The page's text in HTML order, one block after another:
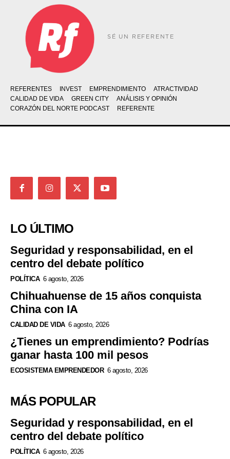
SÉ UN REFERENTE
REFERENTES INVEST EMPRENDIMIENTO
ATRACTIVIDAD
CALIDAD DE VIDA
GREEN CITY
ANÁLISIS Y OPINIÓN
CORAZÓN DEL NORTE PODCAST
REFERENTE
LO ÚLTIMO
Seguridad y responsabilidad, en el
centro del debate político
POLÍTICA 6 agosto, 2026
Chihuahuense de 15 años conquista
China con IA
CALIDAD DE VIDA 6 agosto, 2026
¿Tienes un emprendimiento? Podrías
ganar hasta 100 mil pesos
ECOSISTEMA EMPRENDEDOR 6 agosto, 2026
MÁS POPULAR
Seguridad y responsabilidad, en el
centro del debate político
POLÍTICA 6 agosto, 2026